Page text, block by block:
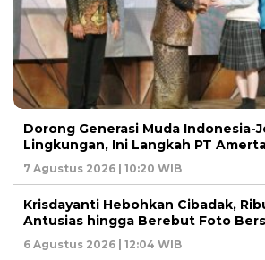
Dorong Generasi Muda Indonesia-
Lingkungan, Ini Langkah PT
7 Agustus 2026 | 10:20 WIB
Krisdayanti Hebohkan Cibadak,
Antusias hingga Berebut Foto
6 Agustus 2026 | 12:04 WIB